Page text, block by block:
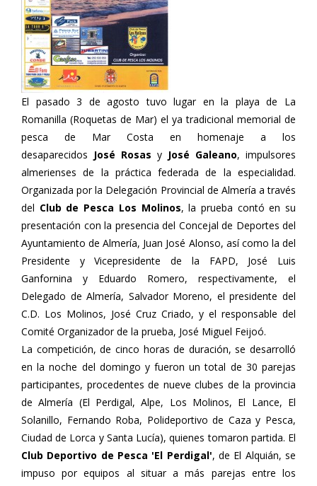
El pasado 3 de agosto tuvo lugar en la playa de La
Romanilla (Roquetas de Mar) el ya tradicional memorial de
pesca de Mar Costa en homenaje a los
desaparecidos José Rosas y José Galeano, impulsores
almerienses de la práctica federada de la especialidad.
Organizada por la Delegación Provincial de Almería a través
del Club de Pesca Los Molinos, la prueba contó en su
presentación con la presencia del Concejal de Deportes del
Ayuntamiento de Almería, Juan José Alonso, así como la del
Presidente y Vicepresidente de la FAPD, José Luis
Ganfornina y Eduardo Romero, respectivamente, el
Delegado de Almería, Salvador Moreno, el presidente del
C.D. Los Molinos, José Cruz Criado, y el responsable del
Comité Organizador de la prueba, José Miguel Feijoó.
La competición, de cinco horas de duración, se desarrolló
en la noche del domingo y fueron un total de 30 parejas
participantes, procedentes de nueve clubes de la provincia
de Almería (El Perdigal, Alpe, Los Molinos, El Lance, El
Solanillo, Fernando Roba, Polideportivo de Caza y Pesca,
Ciudad de Lorca y Santa Lucía), quienes tomaron partida. El
Club Deportivo de Pesca 'El Perdigal', de El Alquián, se
impuso por equipos al situar a más parejas entre los